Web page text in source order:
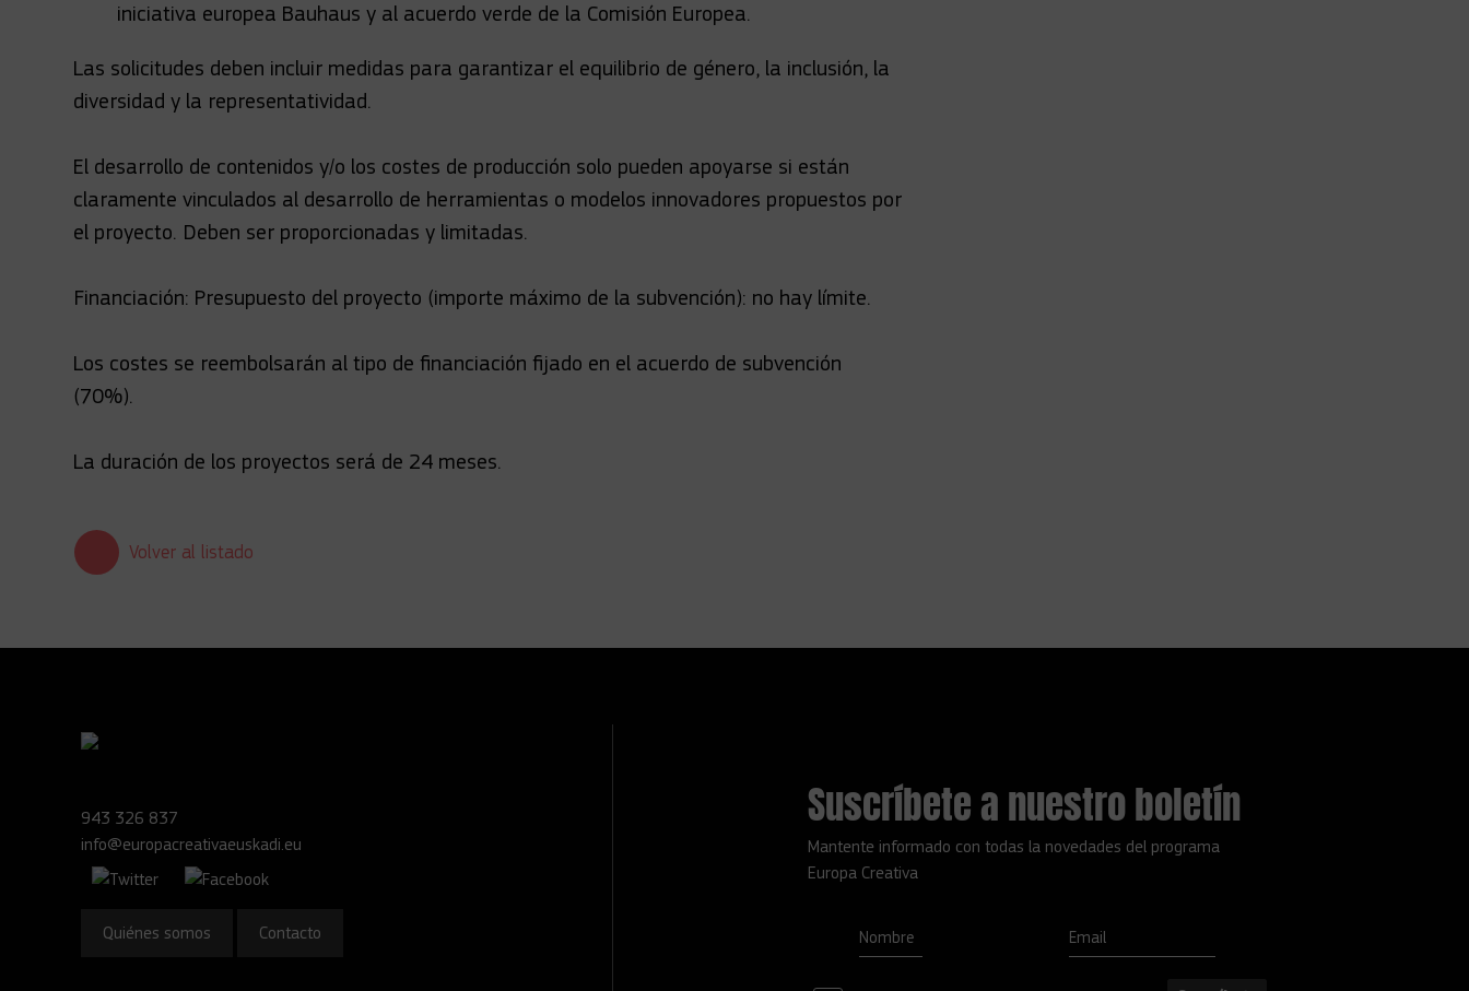
iniciativa europea Bauhaus y al acuerdo verde de la Comisión Europea.
Las solicitudes deben incluir medidas para garantizar el equilibrio de género, la inclusión, la
diversidad y la representatividad.
El desarrollo de contenidos y/o los costes de producción solo pueden apoyarse si están
claramente vinculados al desarrollo de herramientas o modelos innovadores propuestos por
el proyecto. Deben ser proporcionadas y limitadas.
Financiación: Presupuesto del proyecto (importe máximo de la subvención): no hay límite.
Los costes se reembolsarán al tipo de financiación fijado en el acuerdo de subvención
(70%).
La duración de los proyectos será de 24 meses.
Volver al listado
943 326 837
info@europacreativaeuskadi.eu
Quiénes somos Contacto
Suscríbete a nuestro boletín
Mantente informado con todas la novedades del programa
Europa Creativa